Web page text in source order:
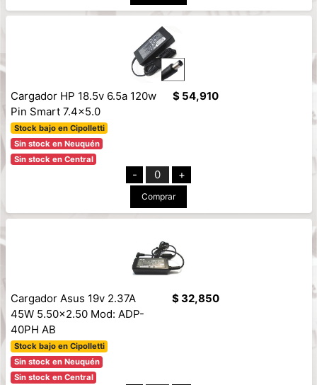
Cargador HP 18.5v 6.5a 120w
Pin Smart 7.4x5.0
Stock bajo en Cipolletti
Sin stock en Neuquén
Sin stock en Central
$ 54,910
- 0 +
Comprar
Cargador Asus 19v 2.37A
45W 5.50x2.50 Mod: ADP-
40PH AB
Stock bajo en Cipolletti
Sin stock en Neuquén
Sin stock en Central
$ 32,850